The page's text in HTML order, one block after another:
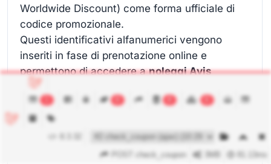
Worldwide Discount) come forma ufficiale di
codice promozionale.
Questi identificativi alfanumerici vengono
inseriti in fase di prenotazione online e
permettono di accedere anoleggi Avis
scontati
categoria o servizi inclusi.
Un codice sconto Avis AWD può essere
collegato a:
81.13ms
POST check_coupon